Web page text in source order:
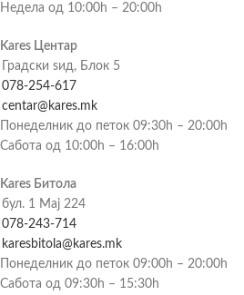
Недела од 10:00h – 20:00h
Kares Центар
Градски ѕид, Блок 5
078-254-617
centar@kares.mk
Понеделник до петок 09:30h – 20:00h
Сабота од 10:00h – 16:00h
Kares Битола
бул. 1 Мај 224
078-243-714
karesbitola@kares.mk
Понеделник до петок 09:00h – 20:00h
Сабота од 09:30h – 15:30h